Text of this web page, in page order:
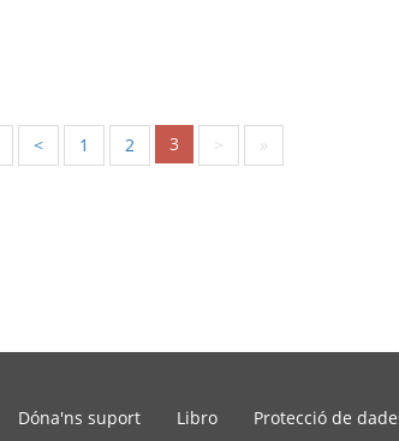
< 1 2 3 > »
Dóna'ns suport Libro Protecció de